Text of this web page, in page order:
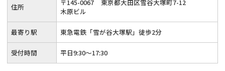
住所 〒145-0067
東京都大田区雪谷大塚町7-12
木原ビル
最寄り駅 東急電鉄「雪が谷大塚駅」徒歩2分
受付時間 平日9:30～17:30